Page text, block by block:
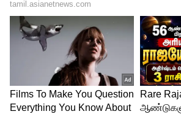
எடுக்கும் வசதியும் இருந்தது.
ஓய்வுக்குப் பிறகு
ஓய்வூதியம், ஓய்வூதியர்
குடும்ப ஓய்வூதியம்
கிடைத்தன. ஆனால் புதிய
இத்தகைய பலன்கள்